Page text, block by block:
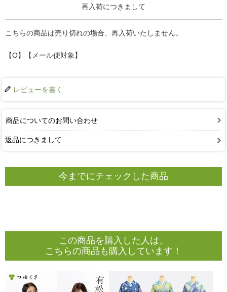
再入荷につきまして
こちらの商品は売り切れの場合、再入荷いたしません。
【O】【メール便対象】
レビューを書く
商品についてのお問い合わせ
返品につきまして
今までにチェックした商品
この商品を購入した人は、
こちらの商品も購入しています！